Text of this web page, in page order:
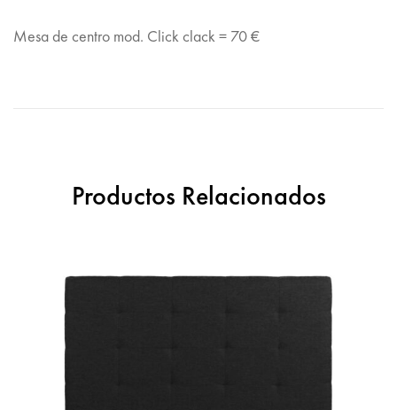
Mesa de centro mod. Click clack = 70 €
Productos Relacionados